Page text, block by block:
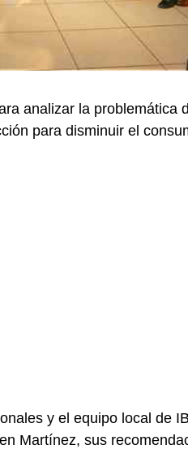
analizar la problemática
para disminuir el
y el equipo local de
Martínez, sus